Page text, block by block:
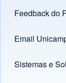
Footer menu
Feedback do
Links
Email
(opens in new
Sistemas e
(opens in new